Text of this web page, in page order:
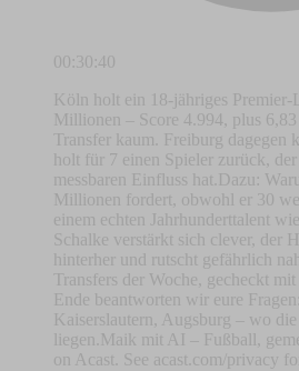
00:30:40
Köln holt ein 18-jähriges Premier-
Millionen – Score 4.994, plus 6,83
Transfer kaum. Freiburg dagegen
holt für 7 einen Spieler zurück, der
messbaren Einfluss hat.Dazu:
Millionen fordert, obwohl er 30
einem echten Jahrhunderttalent
Schalke verstärkt sich clever, der
hinterher und rutscht gefährlich
Transfers der Woche, gecheckt
Ende beantworten wir eure
Kaiserslautern, Augsburg – wo
liegen.Maik mit AI – Fußball,
on Acast. See acast.com/privacy